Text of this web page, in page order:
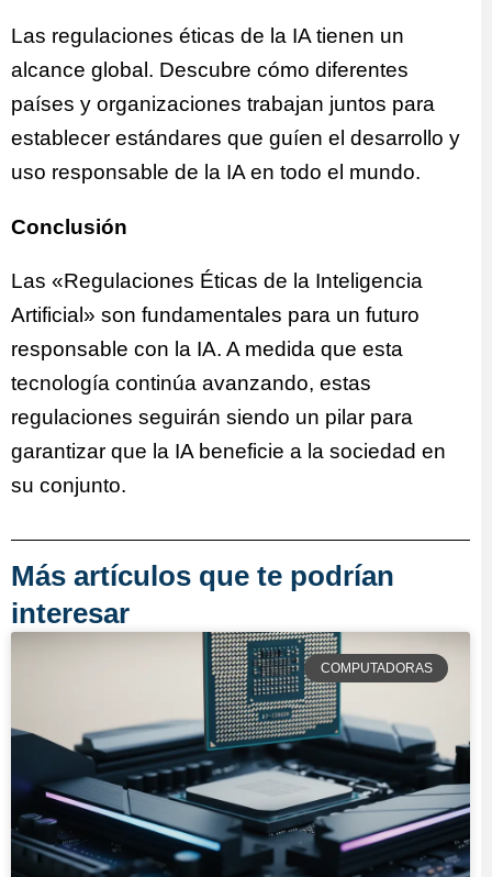
Las regulaciones éticas de la IA tienen un
alcance global. Descubre cómo diferentes
países y organizaciones trabajan juntos para
establecer estándares que guíen el desarrollo y
uso responsable de la IA en todo el mundo.
Conclusión
Las «Regulaciones Éticas de la Inteligencia
Artificial» son fundamentales para un futuro
responsable con la IA. A medida que esta
tecnología continúa avanzando, estas
regulaciones seguirán siendo un pilar para
garantizar que la IA beneficie a la sociedad en
su conjunto.
Más artículos que te podrían
interesar
COMPUTADORAS